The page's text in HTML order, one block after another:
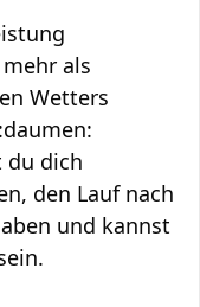
als
Wetters
du dich
den Lauf nach
und kannst